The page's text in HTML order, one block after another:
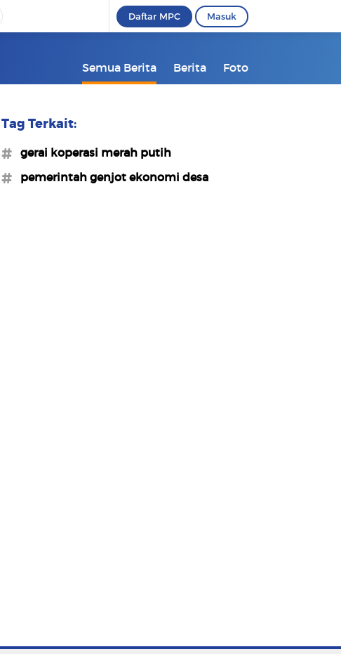
Daftar MPC Masuk
Semua Berita Berita Foto
Tag Terkait:
#gerai koperasi merah putih
#pemerintah genjot ekonomi desa